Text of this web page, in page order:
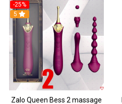
-25%
5
Zalo Queen Bess 2 massage